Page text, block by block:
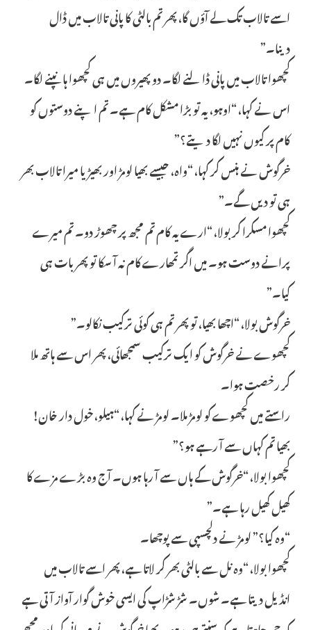
اسے تالاب تک لے آؤں گا، پھر تم بالٹی کا پانی تالاب میں ڈال
دینا۔”
کچھوا تالاب میں پانی ڈالنے لگا۔ دو پھیروں میں ہی کچھوا ہانپنے لگا۔
اس نے کہا، “اوہو، یہ تو بڑا مشکل کام ہے۔ تم اپنے دوستوں کو
کام پر کیوں نہیں لگا دیتے؟”
خرگوش نے ہنس کر کہا، “واہ، جیسے بھیا لومڑ اور بھیڑیا میرا تالاب بھر
ہی تو دیں گے۔”
کچھوا مسکرا کر بولا، “ارے یہ کام تم مجھ پر چھوڑ دو۔ تم میرے
پرانے دوست ہو۔ میں اگر تمھارے کام نہ آ سکا تو پھر بات ہی
کیا۔”
خرگوش بولا، “اچھا بھیا، تو پھر تم ہی کوئی ترکیب نکالو۔”
کچھوے نے خرگوش کو ایک ترکیب سمجھائی، پھر اس سے ہاتھ ملا
کر رخصت ہوا۔
راستے میں کچھوے کو لومڑ ملا۔ لومڑ نے کہا، “ہیلو، خول دار خان!
بھیا تم کہاں سے آ رہے ہو؟”
کچھوا بولا، “خرگوش کے ہاں سے آ رہا ہوں۔ آج وہ بڑے مزے کا
کھیل کھیل رہا ہے۔”
“وہ کیا؟” لومڑ نے دلچسپی سے پوچھا۔
کچھوا بولا، “وہ نل سے بالٹی بھر کر لاتا ہے، پھر اسے تالاب میں
انڈیل دیتا ہے۔ شوں۔ شڑ شڑاپ کی ایسی خوش گوار آواز آتی ہے